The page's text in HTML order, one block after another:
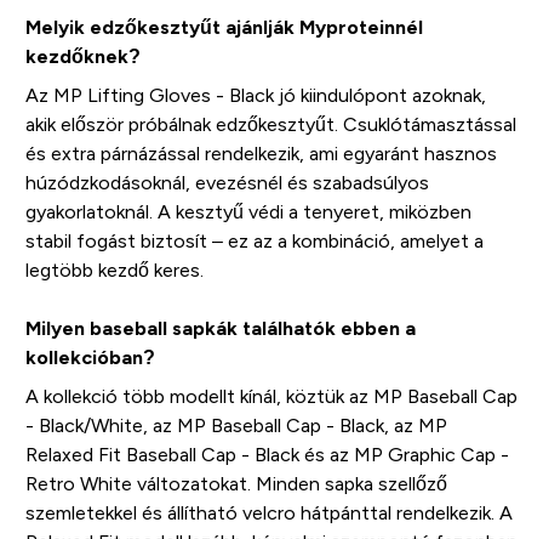
Melyik edzőkesztyűt ajánlják Myproteinnél
kezdőknek?
Az MP Lifting Gloves - Black jó kiindulópont azoknak,
akik először próbálnak edzőkesztyűt. Csuklótámasztással
és extra párnázással rendelkezik, ami egyaránt hasznos
húzódzkodásoknál, evezésnél és szabadsúlyos
gyakorlatoknál. A kesztyű védi a tenyeret, miközben
stabil fogást biztosít – ez az a kombináció, amelyet a
legtöbb kezdő keres.
Milyen baseball sapkák találhatók ebben a
kollekcióban?
A kollekció több modellt kínál, köztük az MP Baseball Cap
- Black/White, az MP Baseball Cap - Black, az MP
Relaxed Fit Baseball Cap - Black és az MP Graphic Cap -
Retro White változatokat. Minden sapka szellőző
szemletekkel és állítható velcro hátpánttal rendelkezik. A